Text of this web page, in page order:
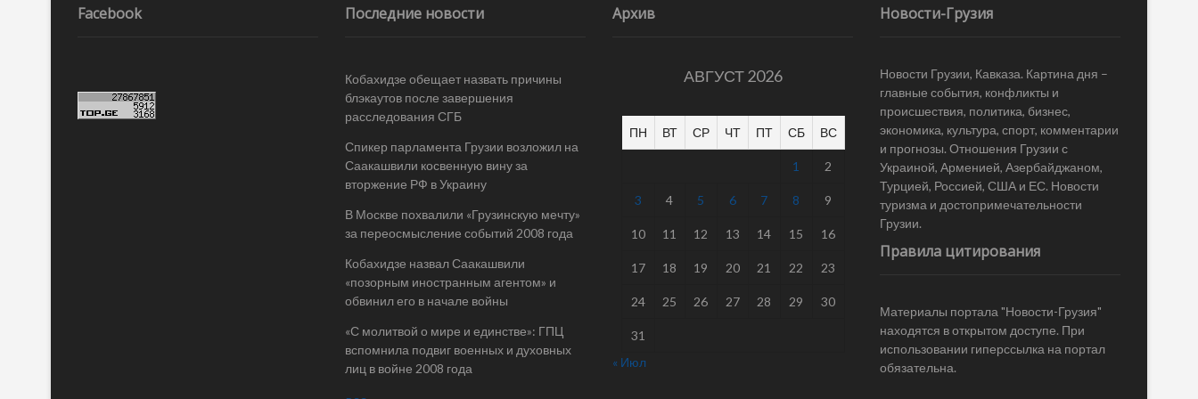
записям
Facebook Последние новости
Кобахидзе обещает назвать причины
блэкаутов после завершения
расследования СГБ
Спикер парламента Грузии возложил на
Саакашвили косвенную вину за
вторжение РФ в Украину
В Москве похвалили «Грузинскую мечту»
за переосмысление событий 2008 года
Кобахидзе назвал Саакашвили
«позорным иностранным агентом» и
обвинил его в начале войны
«С молитвой о мире и единстве»: ГПЦ
вспомнила подвиг военных и духовных
лиц в войне 2008 года
Архив
АВГУСТ 2026
ПН ВТ СР ЧТ ПТ СБ ВС
1 2
3 4 5 6 7 8 9
10 11 12 13 14 15 16
17 18 19 20 21 22 23
24 25 26 27 28 29 30
31
« Июл
Новости-Грузия
Новости Грузии, Кавказа. Картина дня –
главные события, конфликты и
происшествия, политика, бизнес,
экономика, культура, спорт, комментарии
и прогнозы. Отношения Грузии с
Украиной, Арменией, Азербайджаном,
Турцией, Россией, США и ЕС. Новости
туризма и достопримечательности
Грузии.
Правила цитирования
Материалы портала "Новости-Грузия"
находятся в открытом доступе. При
использовании гиперссылка на портал
обязательна.